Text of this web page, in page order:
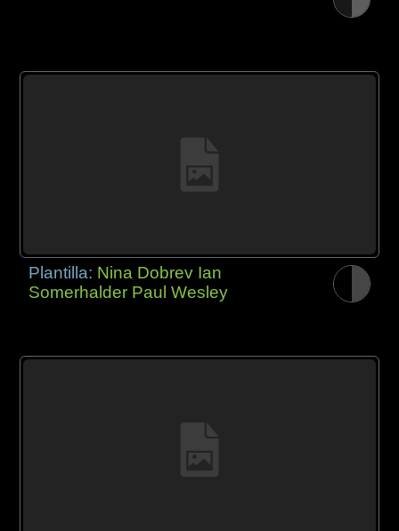
Plantilla: Nina Dobrev Ian
Somerhalder Paul Wesley